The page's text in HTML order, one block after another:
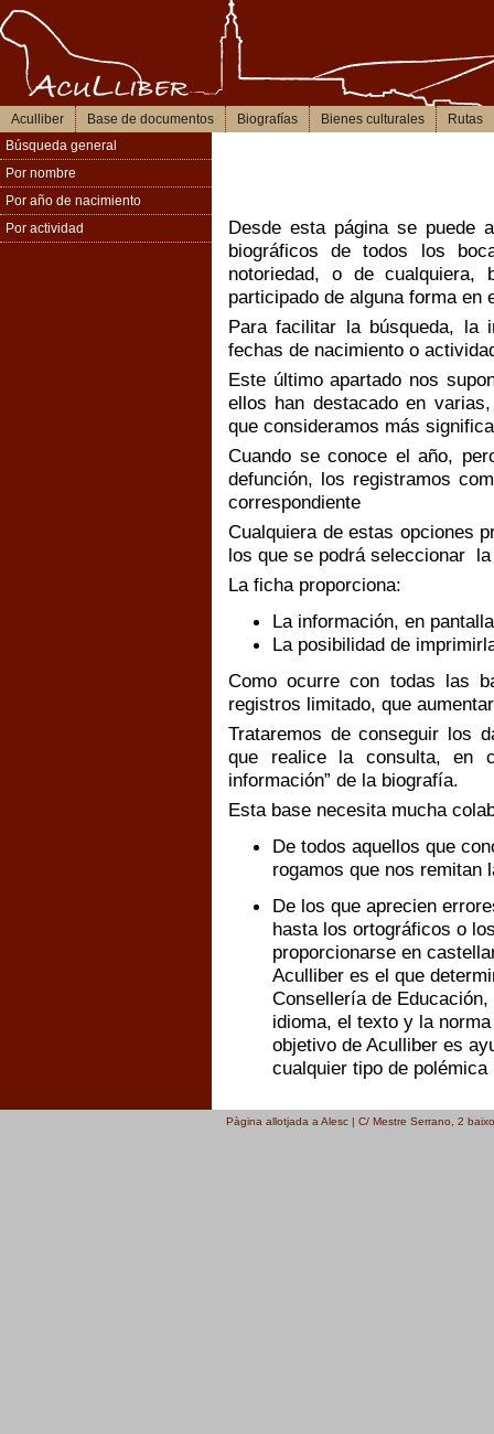
Aculliber Base de documentos Biografías Bienes culturales
Rutas
Búsqueda general
Por nombre
Por año de nacimiento
Por actividad
Desde esta página se puede
biográficos de todos los
notoriedad, o de cualquiera,
participado de alguna forma
Para facilitar la búsqueda, la
fechas de nacimiento o
Este último apartado nos
ellos han destacado en
que consideramos más
Cuando se conoce el año,
defunción, los registramos
correspondiente
Cualquiera de estas opciones
los que se podrá seleccionar la
La ficha proporciona:
La información, en
La posibilidad de
Como ocurre con todas las
registros limitado, que
Trataremos de conseguir los
que realice la consulta, en
información” de la biografía.
Esta base necesita mucha
De todos aquellos que
rogamos que nos remitan
De los que aprecien
hasta los ortográficos o
proporcionarse en
Aculliber es el que
Consellería de
idioma, el texto y la
objetivo de Aculliber es
cualquier tipo de
Pàgina allotjada a Alesc | C/ Mestre Serrano, 2